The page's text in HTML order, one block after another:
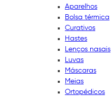
Aparelhos
Bolsa térmica
Curativos
Hastes
Lenços nasais
Luvas
Máscaras
Meias
Ortopédicos